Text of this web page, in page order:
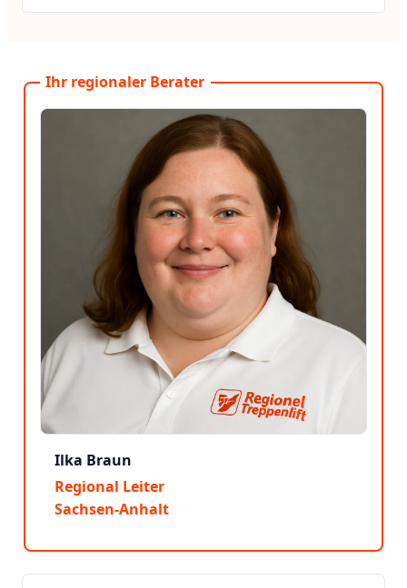
Ihr regionaler Berater
Ilka Braun
Regional Leiter
Sachsen-Anhalt